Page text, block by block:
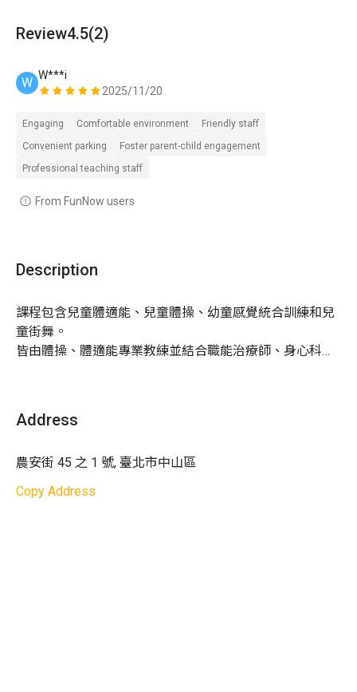
（可點擊圖片放大）
活動影片
2. 如有特殊疾病史（ 例：氣喘、心臟病等 ）或身體狀
3.「首次體驗價」每人限購 1 次，如體驗前核對身份
發現資格不符者，需現場補差額
寵物相關：不開放寵物進入
天氣影響：如遇天氣等不可抗之天然災害因素，則主
辦單位有權調整課程延期或取消
團，Niceday 將於行前通知您改期或全額退費；若已
Review4.5(2)
W W***i
2025/11/20
Engaging Comfortable environment
Friendly staff
Convenient parking
Foster parent-child engagement
Professional teaching staff
From FunNow users
Description
課程包含兒童體適能、兒童體操、幼童感覺統合訓練和兒
童街舞。
皆由體操、體適能專業教練並結合職能治療師、身心科醫
Address
農安街 45 之 1 號, 臺北市中山區
Copy Address